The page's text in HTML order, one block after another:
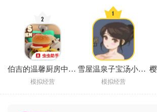
伯吉的温馨厨房中文版游戏
模拟经营
雪屋温泉子宝汤小熊移植下载
模拟经营